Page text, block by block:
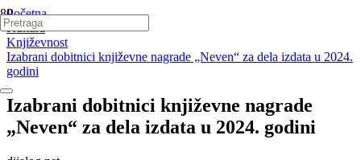
Početna
Kultura
Književnost
Izabrani dobitnici književne nagrade „Neven“ za dela izdata u 2024.
godini
Izabrani dobitnici književne nagrade
„Neven“ za dela izdata u 2024. godini